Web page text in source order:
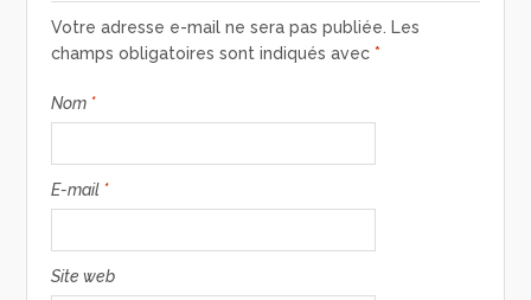
Votre adresse e-mail ne sera pas publiée. Les
champs obligatoires sont indiqués avec*
Nom *
E-mail *
Site web